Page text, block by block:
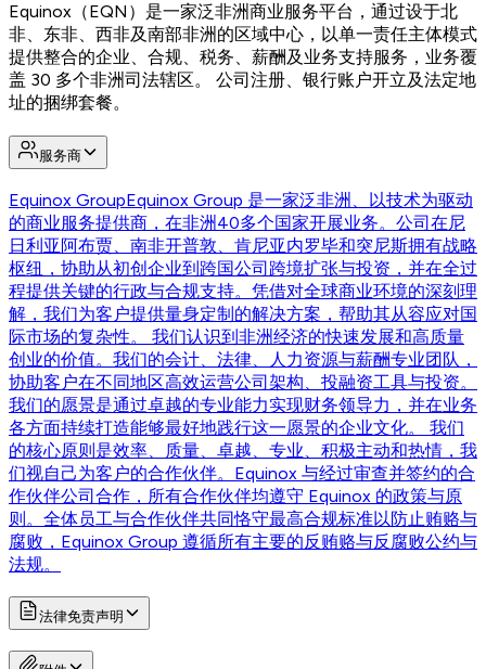
Equinox（EQN）是一家泛非洲商业服务平台，通过设于北
非、东非、西非及南部非洲的区域中心，以单一责任主体模式
提供整合的企业、合规、税务、薪酬及业务支持服务，业务覆
盖 30 多个非洲司法辖区。 公司注册、银行账户开立及法定地
址的捆绑套餐。
服务商
Equinox GroupEquinox Group 是一家泛非洲、以技术为驱动
的商业服务提供商，在非洲40多个国家开展业务。公司在尼
日利亚阿布贾、南非开普敦、肯尼亚内罗毕和突尼斯拥有战略
枢纽，协助从初创企业到跨国公司跨境扩张与投资，并在全过
程提供关键的行政与合规支持。凭借对全球商业环境的深刻理
解，我们为客户提供量身定制的解决方案，帮助其从容应对国
际市场的复杂性。 我们认识到非洲经济的快速发展和高质量
创业的价值。我们的会计、法律、人力资源与薪酬专业团队，
协助客户在不同地区高效运营公司架构、投融资工具与投资。
我们的愿景是通过卓越的专业能力实现财务领导力，并在业务
各方面持续打造能够最好地践行这一愿景的企业文化。 我们
的核心原则是效率、质量、卓越、专业、积极主动和热情，我
们视自己为客户的合作伙伴。Equinox 与经过审查并签约的合
作伙伴公司合作，所有合作伙伴均遵守 Equinox 的政策与原
则。全体员工与合作伙伴共同恪守最高合规标准以防止贿赂与
腐败，Equinox Group 遵循所有主要的反贿赂与反腐败公约与
法规。
法律免责声明